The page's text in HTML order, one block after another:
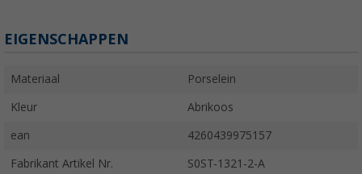
EIGENSCHAPPEN
Materiaal Porselein
Kleur Abrikoos
ean 4260439975157
Fabrikant Artikel Nr. S0ST-1321-2-A